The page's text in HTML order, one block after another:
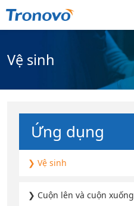
Vệ sinh
Ứng dụng
❯ Vệ sinh
❯ Cuộn lên và cuộn xuống